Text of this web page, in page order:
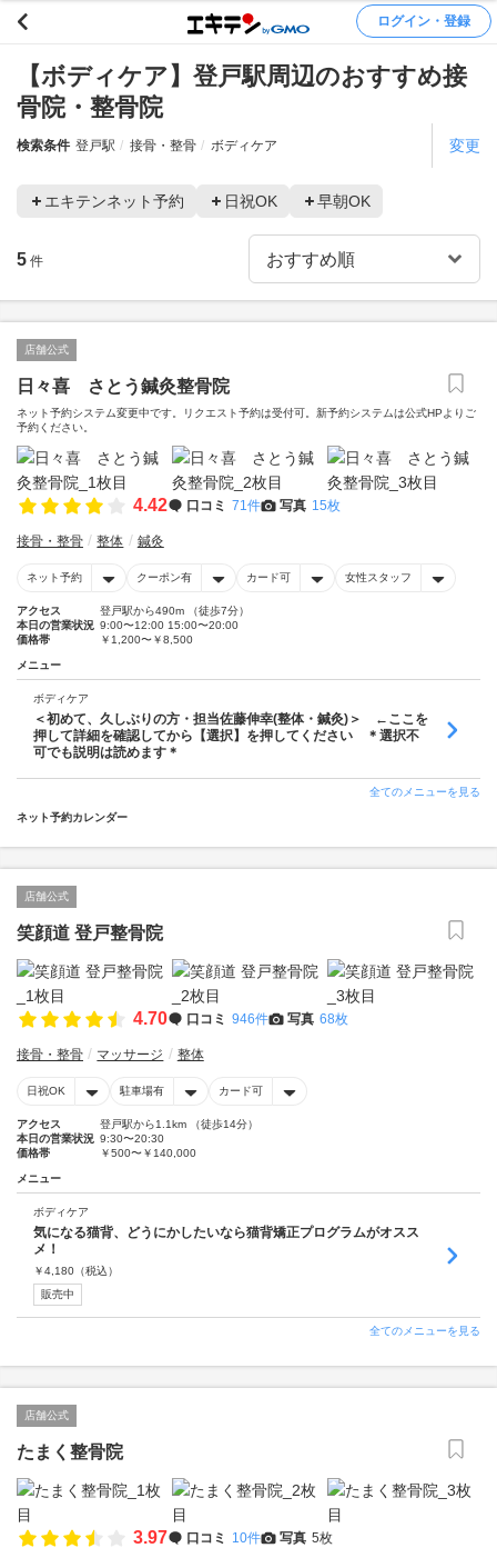
ログイン・登録
【ボディケア】登戸駅周辺のおすすめ接
骨院・整骨院
検索条件 登戸駅 接骨・整骨 ボディケア 変更
エキテンネット予約 日祝OK 早朝OK
5 件
店舗公式
日々喜 さとう鍼灸整骨院
ネット予約システム変更中です。リクエスト予約は受付可。新予約システムは公式HPよりご
予約ください。
4.42 口コミ 71件 写真 15枚
接骨・整骨 整体 鍼灸
ネット予約 クーポン有 カード可 女性スタッフ
アクセス
登戸駅から490m （徒歩7分）
本日の営業状況 9:00〜12:00 15:00〜20:00
価格帯
￥1,200〜￥8,500
メニュー
ボディケア
＜初めて、久しぶりの方・担当佐藤伸幸(整体・鍼灸)＞ ←ここを
押して詳細を確認してから【選択】を押してください ＊選択不
可でも説明は読めます＊
全てのメニューを見る
ネット予約カレンダー
店舗公式
笑顔道 登戸整骨院
4.70 口コミ 946件 写真 68枚
接骨・整骨 マッサージ 整体
日祝OK 駐車場有 カード可
アクセス
登戸駅から1.1km （徒歩14分）
本日の営業状況 9:30〜20:30
価格帯
￥500〜￥140,000
メニュー
ボディケア
気になる猫背、どうにかしたいなら猫背矯正プログラムがオスス
メ！
￥4,180 （税込）
販売中
全てのメニューを見る
店舗公式
たまく整骨院
3.97 口コミ 10件 写真 5枚